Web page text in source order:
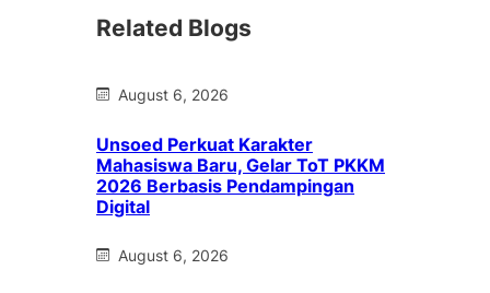
Related Blogs
August 6, 2026
Unsoed Perkuat Karakter
Mahasiswa Baru, Gelar ToT PKKM
2026 Berbasis Pendampingan
Digital
August 6, 2026